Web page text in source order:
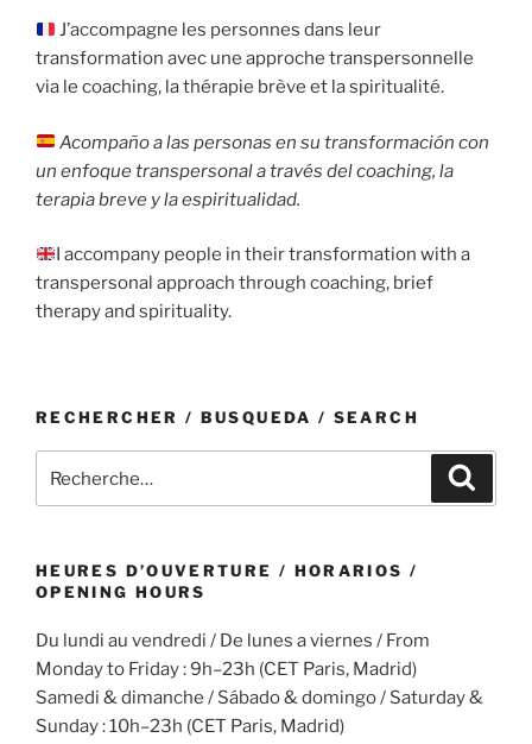
J’accompagne les personnes dans leur
transformation avec une approche transpersonnelle
via le coaching, la thérapie brève et la spiritualité.
Acompaño a las personas en su transformación con
un enfoque transpersonal a través del coaching, la
terapia breve y la espiritualidad.
I accompany people in their transformation with a
transpersonal approach through coaching, brief
therapy and spirituality.
RECHERCHER / BUSQUEDA / SEARCH
pour
HEURES D’OUVERTURE / HORARIOS /
OPENING HOURS
Du lundi au vendredi / De lunes a viernes / From
Monday to Friday : 9h–23h (CET Paris, Madrid)
Samedi & dimanche / Sábado & domingo / Saturday &
Sunday : 10h–23h (CET Paris, Madrid)